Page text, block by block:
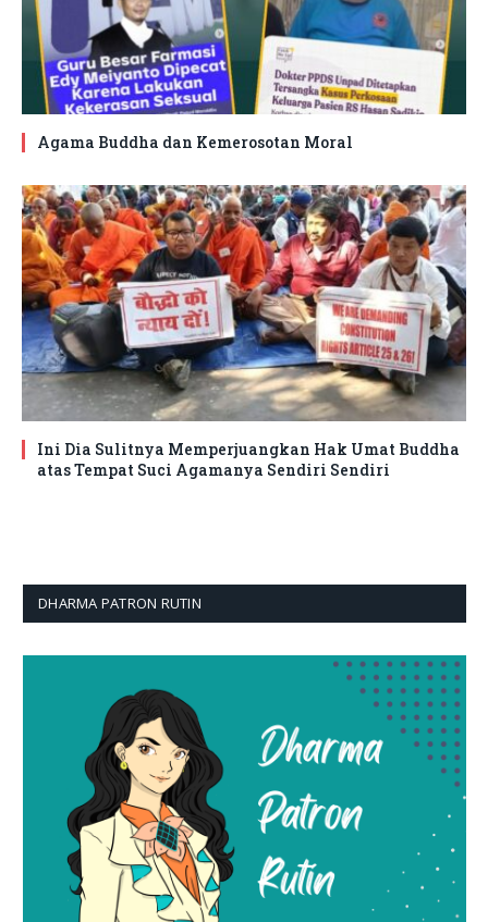
Agama Buddha dan Kemerosotan Moral
Ini Dia Sulitnya Memperjuangkan Hak Umat Buddha
atas Tempat Suci Agamanya Sendiri Sendiri
DHARMA PATRON RUTIN